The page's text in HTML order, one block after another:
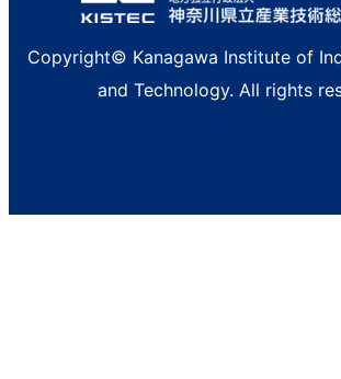
Copyright© Kanagawa Institute of
and Technology. All rights